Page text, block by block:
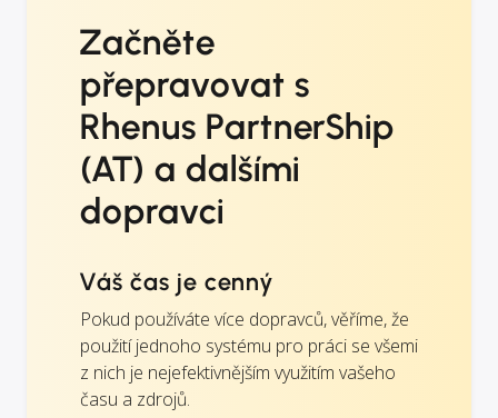
Začněte
přepravovat s
Rhenus PartnerShip
(AT) a dalšími
dopravci
Váš čas je cenný
Pokud používáte více dopravců, věříme, že
použití jednoho systému pro práci se všemi
z nich je nejefektivnějším využitím vašeho
času a zdrojů.